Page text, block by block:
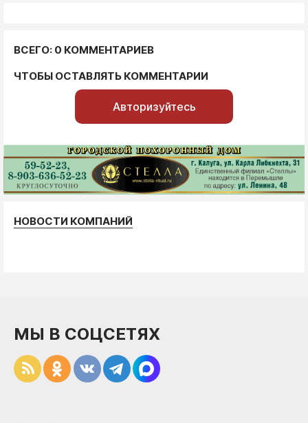
ВСЕГО: 0 КОММЕНТАРИЕВ
ЧТОБЫ ОСТАВЛЯТЬ КОММЕНТАРИИ
Авторизуйтесь
НОВОСТИ КОМПАНИЙ
МЫ В СОЦСЕТЯХ